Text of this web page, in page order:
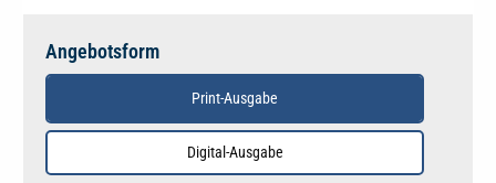
Angebotsform
Print-Ausgabe
Digital-Ausgabe